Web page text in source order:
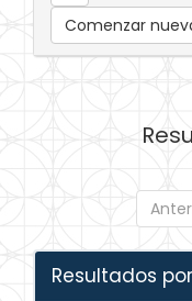
Comenzar
Resultados